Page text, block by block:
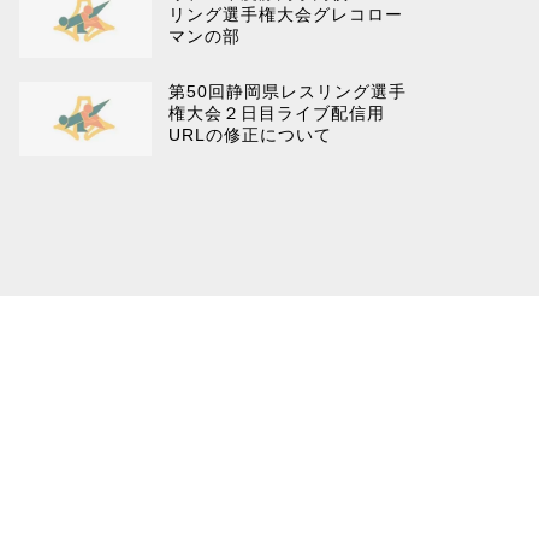
リング選手権大会グレコロー
マンの部
第50回静岡県レスリング選手
権大会２日目ライブ配信用
URLの修正について